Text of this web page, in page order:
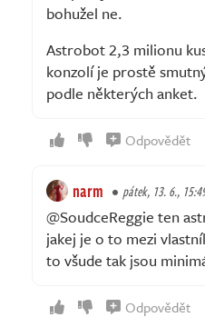
bohužel ne.
Astrobot 2,3 milionu
konzolí je prostě
podle některých anket.
Odpovědět
narm pátek, 13. 6.,
@SoudceReggie ten
jakej je o to mezi
to všude tak jsou
Odpovědět